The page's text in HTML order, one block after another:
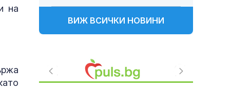
на
ВИЖ ВСИЧКИ НОВИНИ